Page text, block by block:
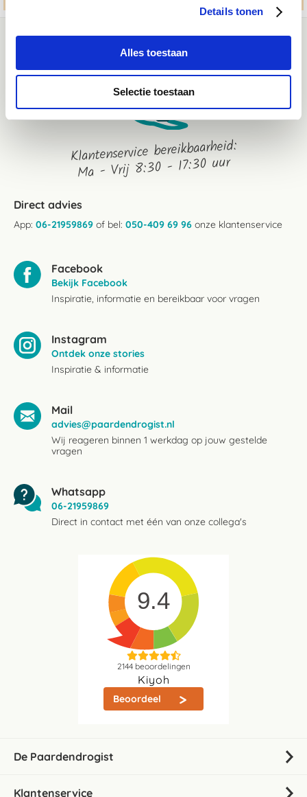
Details tonen
Alles toestaan
Selectie toestaan
Klantenservice bereikbaarheid:
Ma - Vrij 8:30 - 17:30 uur
Direct advies
App: 06-21959869 of bel: 050-409 69 96 onze klantenservice
Facebook
Bekijk Facebook
Inspiratie, informatie en bereikbaar voor vragen
Instagram
Ontdek onze stories
Inspiratie & informatie
Mail
advies@paardendrogist.nl
Wij reageren binnen 1 werkdag op jouw gestelde
vragen
Whatsapp
06-21959869
Direct in contact met één van onze collega's
9.4
2144beoordelingen
Kiyoh
Beoordeel
De Paardendrogist
Klantenservice